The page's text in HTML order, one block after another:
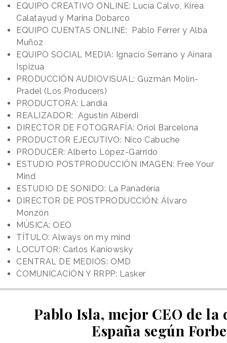
EQUIPO CREATIVO ONLINE: Lucía Calvo, Kirea
Calatayud y Marina Dobarco
EQUIPO CUENTAS ONLINE: Pablo Ferrer y Alba
Muñoz
EQUIPO SOCIAL MEDIA: Ignacio Serrano y Ainara
Ispizua
PRODUCCIÓN AUDIOVISUAL: Guzmán Molín-
Pradel (Los Producers)
PRODUCTORA: Landia
REALIZADOR: Agustín Alberdi
DIRECTOR DE FOTOGRAFÍA: Oriol Barcelona
PRODUCTOR EJECUTIVO: Nico Cabuche
PRODUCER: Alberto López-Garrido
ESTUDIO POSTPRODUCCIÓN IMAGEN: Free Your
Mind
ESTUDIO DE SONIDO: La Panadería
DIRECTOR DE POSTPRODUCCIÓN: Álvaro
Monzón
MÚSICA: OEO
TÍTULO: Always on my mind
LOCUTOR: Carlos Kaniowsky
CENTRAL DE MEDIOS: OMD
COMUNICACIÓN Y RRPP: Lasker
Pablo Isla, mejor CEO de la
España según